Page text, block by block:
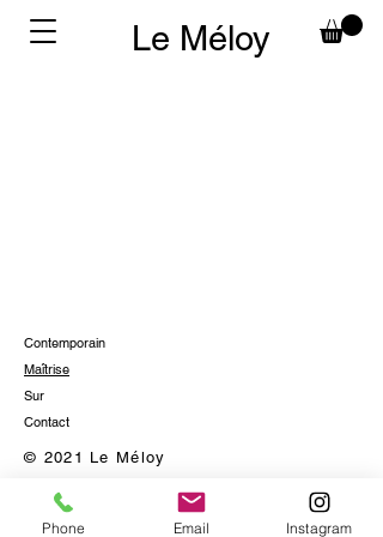
Le Méloy
Contemporain
Maîtrise
Sur
Contact
© 2021 Le Méloy
Phone Email Instagram